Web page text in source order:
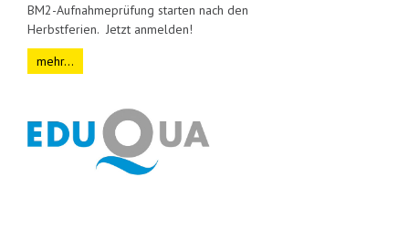
BM2-Aufnahmeprüfung starten nach den
Herbstferien. Jetzt anmelden!
mehr...